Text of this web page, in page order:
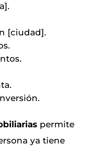
[ciudad].
permite
ya tiene